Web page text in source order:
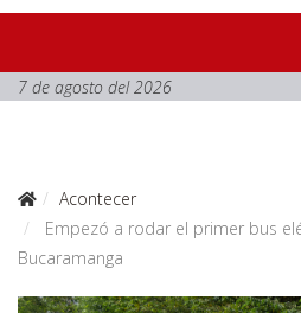
7 de agosto del 2026
Acontecer
Empezó a rodar el primer bus
Bucaramanga